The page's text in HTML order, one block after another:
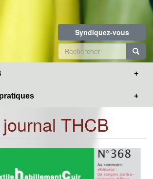
Syndiquez-vous
Formulaire
de
THCB